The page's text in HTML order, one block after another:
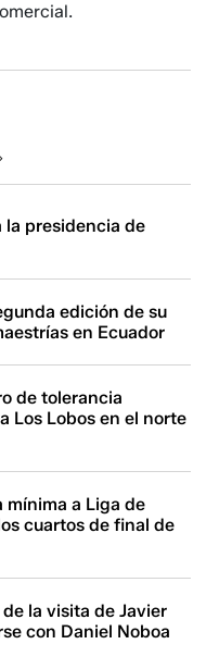
la presidencia de
edición de su
en Ecuador
de tolerancia
Los Lobos en el norte
mínima a Liga de
cuartos de final de
la visita de Javier
con Daniel Noboa